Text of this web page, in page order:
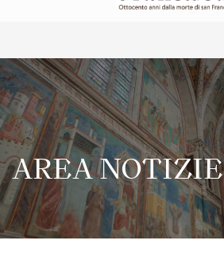
AREA NOTIZIE